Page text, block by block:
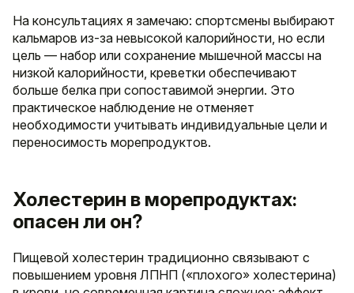
На консультациях я замечаю: спортсмены выбирают
кальмаров из-за невысокой калорийности, но если
цель — набор или сохранение мышечной массы на
низкой калорийности, креветки обеспечивают
больше белка при сопоставимой энергии. Это
практическое наблюдение не отменяет
необходимости учитывать индивидуальные цели и
переносимость морепродуктов.
Холестерин в морепродуктах:
опасен ли он?
Пищевой холестерин традиционно связывают с
повышением уровня ЛПНП («плохого» холестерина)